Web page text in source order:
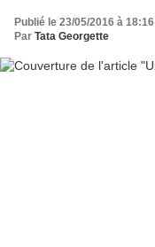
Publié le 23/05/2016 à 18:16
Par Tata Georgette